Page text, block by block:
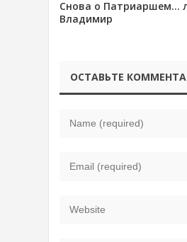
Снова о Патриаршем…
Владимир
ОСТАВЬТЕ